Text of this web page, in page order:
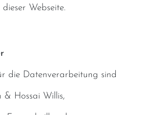
Webseite.
die Datenverarbeitung sind
& Hossai Willis,